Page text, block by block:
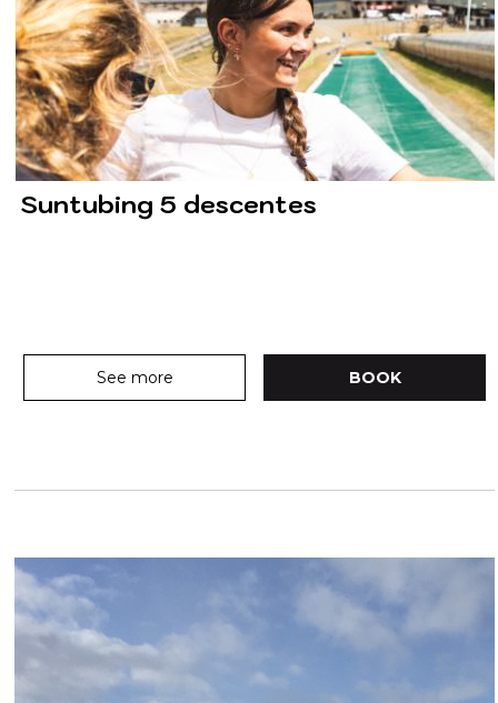
Suntubing 5 descentes
See more BOOK